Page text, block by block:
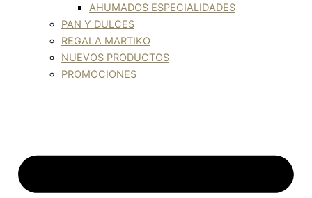
AHUMADOS ESPECIALIDADES
PAN Y DULCES
REGALA MARTIKO
NUEVOS PRODUCTOS
PROMOCIONES